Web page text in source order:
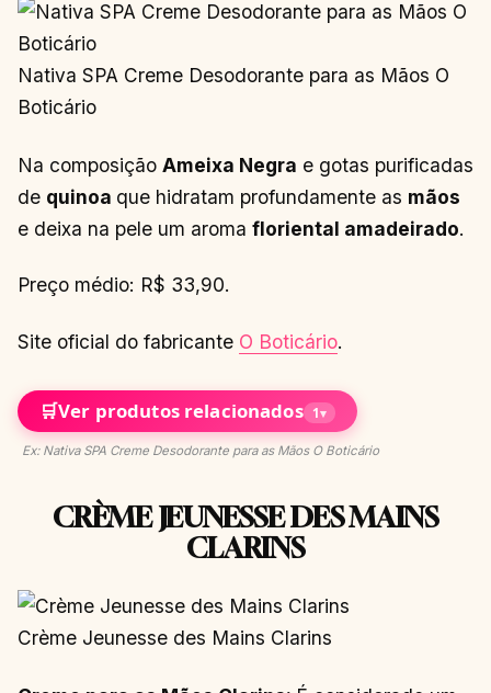
Nativa SPA Creme Desodorante para as Mãos O
Boticário
Na composição Ameixa Negra e gotas purificadas
de quinoa que hidratam profundamente as mãos
e deixa na pele um aroma floriental amadeirado.
Preço médio: R$ 33,90.
Site oficial do fabricante O Boticário.
🛒Ver produtos relacionados 1▾
Ex: Nativa SPA Creme Desodorante para as Mãos O Boticário
CRÈME JEUNESSE DES MAINS
CLARINS
Crème Jeunesse des Mains Clarins